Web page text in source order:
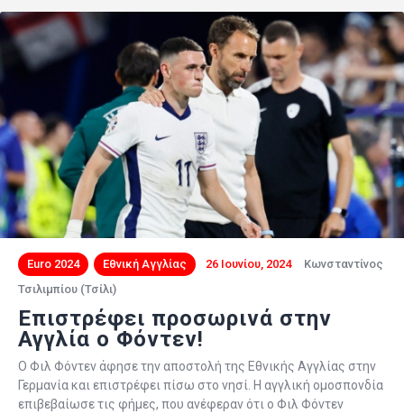
Euro 2024 Εθνική Αγγλίας 26 Ιουνίου, 2024
Κωνσταντίνος
Τσιλιμπίου (Τσίλι)
Επιστρέφει προσωρινά στην
Αγγλία ο Φόντεν!
Ο Φιλ Φόντεν άφησε την αποστολή της Εθνικής Αγγλίας στην
Γερμανία και επιστρέφει πίσω στο νησί. Η αγγλική ομοσπονδία
επιβεβαίωσε τις φήμες, που ανέφεραν ότι ο Φιλ Φόντεν